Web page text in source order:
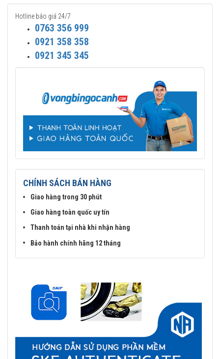
Hotline báo giá 24/7
0763 356 999
0921 358 358
0921 345 345
CHÍNH SÁCH BÁN HÀNG
Giao hàng trong 30 phút
Giao hàng toàn quốc uy tín
Thanh toán tại nhà khi nhận hàng
Bảo hành chính hãng 12 tháng